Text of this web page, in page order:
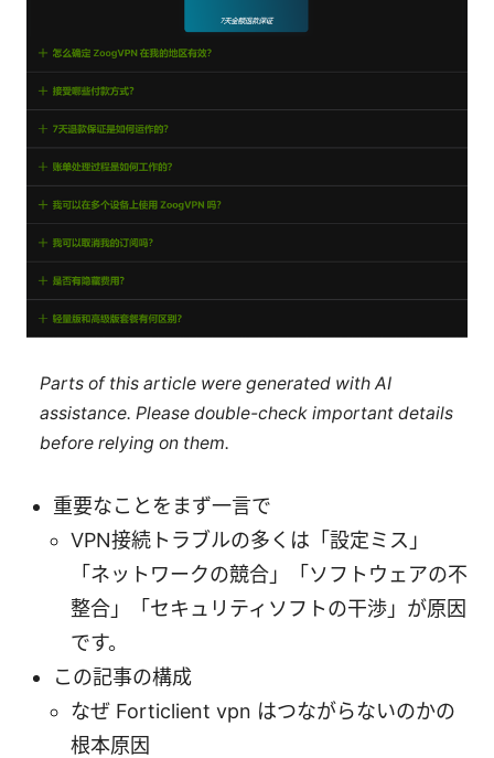
Parts of this article were generated with AI
assistance. Please double-check important details
before relying on them.
重要なことをまず一言で
VPN接続トラブルの多くは「設定ミス」
「ネットワークの競合」「ソフトウェアの不
整合」「セキュリティソフトの干渉」が原因
です。
この記事の構成
なぜ Forticlient vpn はつながらないのかの
根本原因